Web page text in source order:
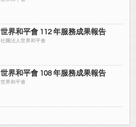
世界和平會 112 年服務成果報告
社團法人世界和平會
世界和平會 108 年服務成果報告
世界和平會